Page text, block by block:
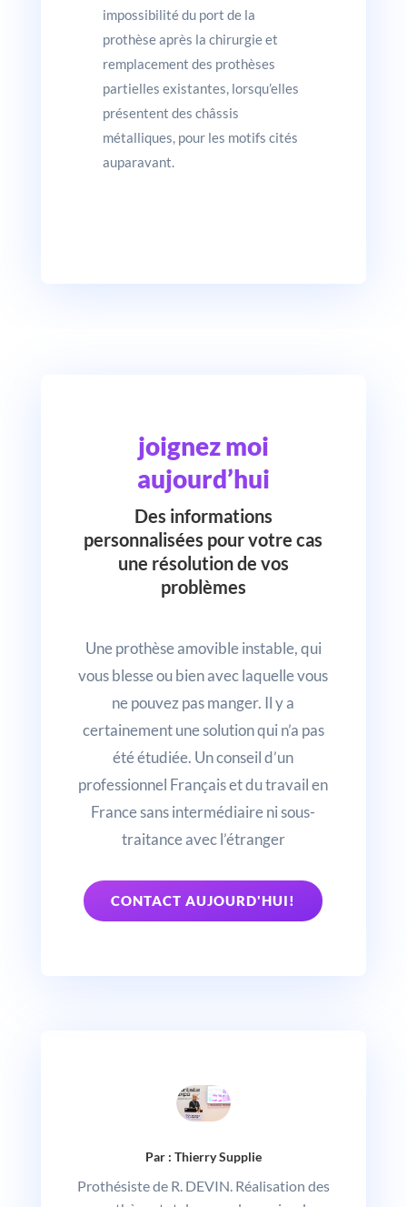
impossibilité du port de la
prothèse après la chirurgie et
remplacement des prothèses
partielles existantes, lorsqu’elles
présentent des châssis
métalliques, pour les motifs cités
auparavant.
joignez moi
aujourd’hui
Des informations
personnalisées pour votre cas
une résolution de vos
problèmes
Une prothèse amovible instable, qui
vous blesse ou bien avec laquelle vous
ne pouvez pas manger. Il y a
certainement une solution qui n’a pas
été étudiée. Un conseil d’un
professionnel Français et du travail en
France sans intermédiaire ni sous-
traitance avec l’étranger
CONTACT AUJOURD'HUI!
Par : Thierry Supplie
Prothésiste de R. DEVIN. Réalisation des